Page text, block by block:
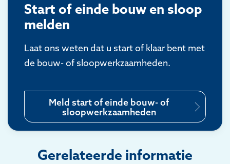
Start of einde bouw en sloop
melden
Laat ons weten dat u start of klaar bent met
de bouw- of sloopwerkzaamheden.
Meld start of einde bouw- of
sloopwerkzaamheden
Gerelateerde informatie